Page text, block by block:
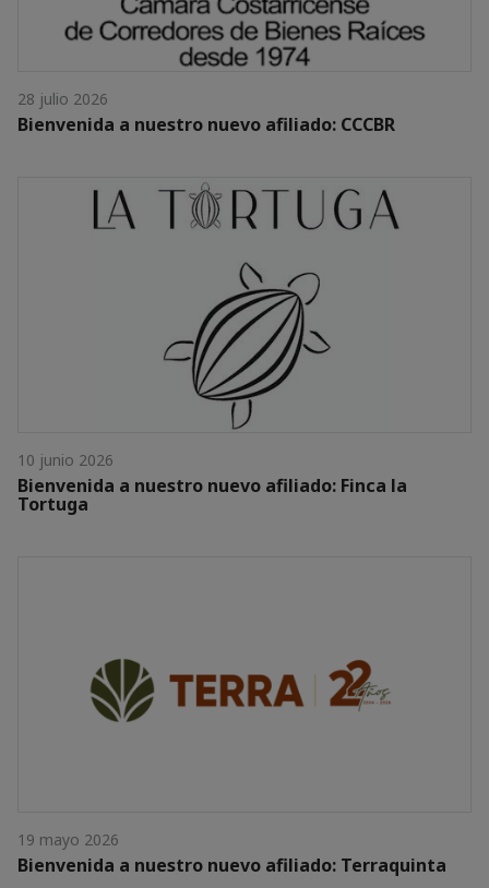
28 julio 2026
Bienvenida a nuestro nuevo afiliado: CCCBR
10 junio 2026
Bienvenida a nuestro nuevo afiliado: Finca la
Tortuga
19 mayo 2026
Bienvenida a nuestro nuevo afiliado: Terraquinta